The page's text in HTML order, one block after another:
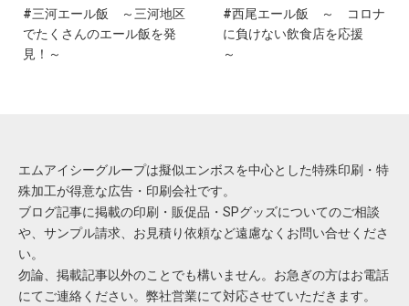
#三河エール飯 ～三河地区
でたくさんのエール飯を発
見！～
#西尾エール飯 ～ コロナ
に負けない飲食店を応援
～
エムアイシーグループは擬似エンボスを中心とした特殊印刷・特
殊加工が得意な広告・印刷会社です。
ブログ記事に掲載の印刷・販促品・SPグッズについてのご相談
や、サンプル請求、お見積り依頼など遠慮なくお問い合せくださ
い。
勿論、掲載記事以外のことでも構いません。お急ぎの方はお電話
にてご連絡ください。弊社営業にて対応させていただきます。